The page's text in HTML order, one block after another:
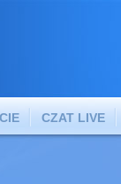
CZAT LIVE